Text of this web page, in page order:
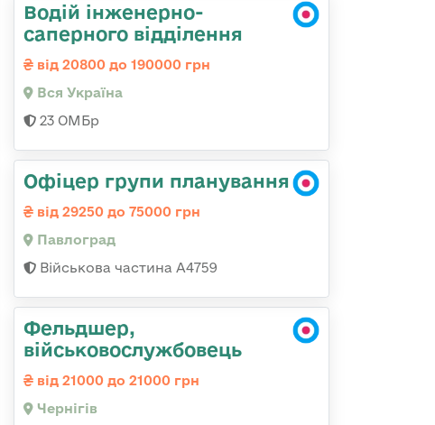
Водій інженерно-
саперного відділення
від 20800 до 190000 грн
Вся Україна
23 ОМБр
Офіцер групи планування
від 29250 до 75000 грн
Павлоград
Військова частина А4759
Фельдшер,
військовослужбовець
від 21000 до 21000 грн
Чернігів